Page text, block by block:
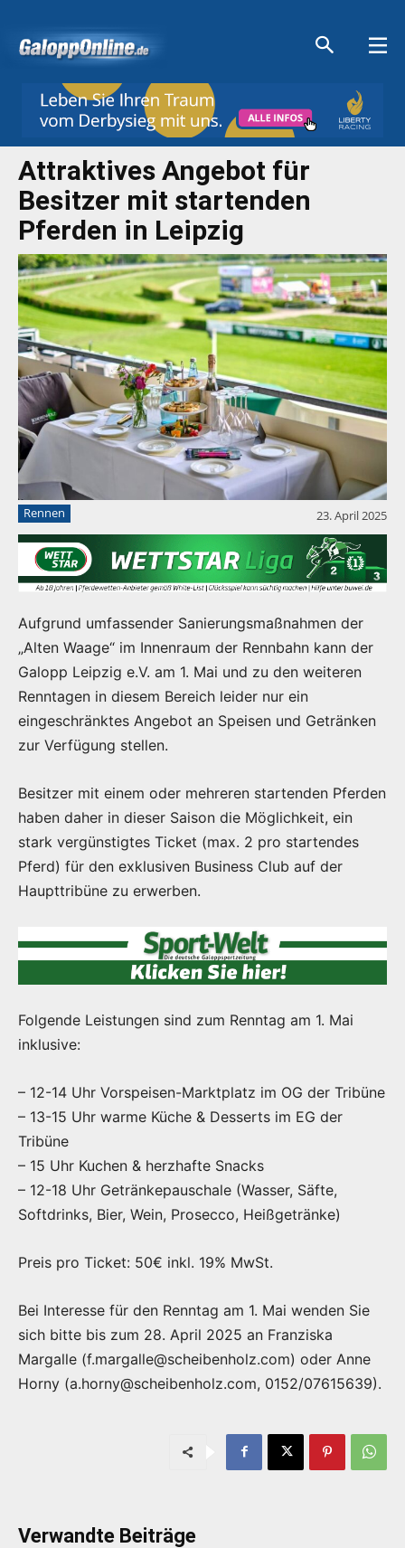
Attraktives Angebot für
Besitzer mit startenden
Pferden in Leipzig
Rennen 23. April 2025
Aufgrund umfassender Sanierungsmaßnahmen der
„Alten Waage“ im Innenraum der Rennbahn kann der
Galopp Leipzig e.V. am 1. Mai und zu den weiteren
Renntagen in diesem Bereich leider nur ein
eingeschränktes Angebot an Speisen und Getränken
zur Verfügung stellen.
Besitzer mit einem oder mehreren startenden Pferden
haben daher in dieser Saison die Möglichkeit, ein
stark vergünstigtes Ticket (max. 2 pro startendes
Pferd) für den exklusiven Business Club auf der
Haupttribüne zu erwerben.
Folgende Leistungen sind zum Renntag am 1. Mai
inklusive:
– 12-14 Uhr Vorspeisen-Marktplatz im OG der Tribüne
– 13-15 Uhr warme Küche & Desserts im EG der
Tribüne
– 15 Uhr Kuchen & herzhafte Snacks
– 12-18 Uhr Getränkepauschale (Wasser, Säfte,
Softdrinks, Bier, Wein, Prosecco, Heißgetränke)
Preis pro Ticket: 50€ inkl. 19% MwSt.
Bei Interesse für den Renntag am 1. Mai wenden Sie
sich bitte bis zum 28. April 2025 an Franziska
Margalle (f.margalle@scheibenholz.com) oder Anne
Horny (a.horny@scheibenholz.com, 0152/07615639).
Verwandte Beiträge